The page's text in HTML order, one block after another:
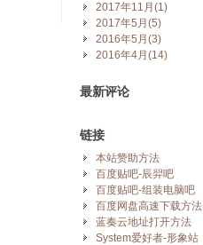
2017年11月(1)
2017年5月(5)
2016年5月(3)
2016年4月(14)
最新评论
链接
本站赞助方法
百度贴吧-辰羿吧
百度贴吧-组装电脑吧
百度网盘高速下载方法
蓝奏云地址打开方法
System爱好者-形象站